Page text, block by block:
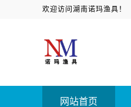
欢迎访问湖南诺玛渔具！
网站首页